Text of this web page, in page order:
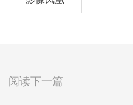
阅读下一篇